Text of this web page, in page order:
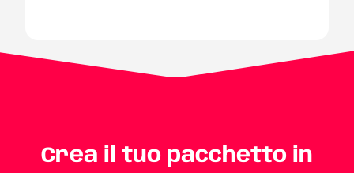
Crea il tuo pacchetto in